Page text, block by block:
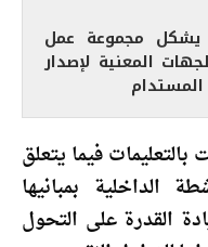
يشكل مجموعة عمل
المعنية لإصدار
فيما يتعلق
الداخلية بمبانيها
القدرة على التحول